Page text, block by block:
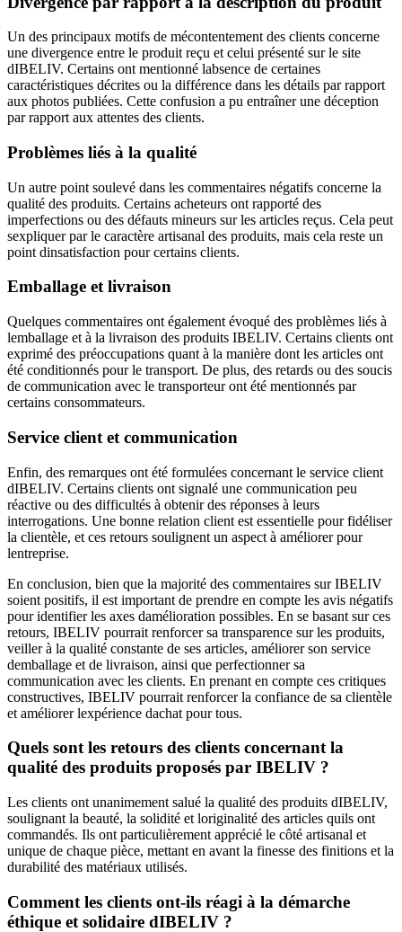
Un des principaux motifs de mécontentement des clients concerne
une divergence entre le produit reçu et celui présenté sur le site
dIBELIV. Certains ont mentionné labsence de certaines
caractéristiques décrites ou la différence dans les détails par rapport
aux photos publiées. Cette confusion a pu entraîner une déception
par rapport aux attentes des clients.
Problèmes liés à la qualité
Un autre point soulevé dans les commentaires négatifs concerne la
qualité des produits. Certains acheteurs ont rapporté des
imperfections ou des défauts mineurs sur les articles reçus. Cela peut
sexpliquer par le caractère artisanal des produits, mais cela reste un
point dinsatisfaction pour certains clients.
Emballage et livraison
Quelques commentaires ont également évoqué des problèmes liés à
lemballage et à la livraison des produits IBELIV. Certains clients ont
exprimé des préoccupations quant à la manière dont les articles ont
été conditionnés pour le transport. De plus, des retards ou des soucis
de communication avec le transporteur ont été mentionnés par
certains consommateurs.
Service client et communication
Enfin, des remarques ont été formulées concernant le service client
dIBELIV. Certains clients ont signalé une communication peu
réactive ou des difficultés à obtenir des réponses à leurs
interrogations. Une bonne relation client est essentielle pour fidéliser
la clientèle, et ces retours soulignent un aspect à améliorer pour
lentreprise.
En conclusion, bien que la majorité des commentaires sur IBELIV
soient positifs, il est important de prendre en compte les avis négatifs
pour identifier les axes damélioration possibles. En se basant sur ces
retours, IBELIV pourrait renforcer sa transparence sur les produits,
veiller à la qualité constante de ses articles, améliorer son service
demballage et de livraison, ainsi que perfectionner sa
communication avec les clients. En prenant en compte ces critiques
constructives, IBELIV pourrait renforcer la confiance de sa clientèle
et améliorer lexpérience dachat pour tous.
Quels sont les retours des clients concernant la
qualité des produits proposés par IBELIV ?
Les clients ont unanimement salué la qualité des produits dIBELIV,
soulignant la beauté, la solidité et loriginalité des articles quils ont
commandés. Ils ont particulièrement apprécié le côté artisanal et
unique de chaque pièce, mettant en avant la finesse des finitions et la
durabilité des matériaux utilisés.
Comment les clients ont-ils réagi à la démarche
éthique et solidaire dIBELIV ?